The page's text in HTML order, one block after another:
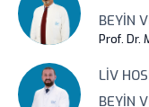
BEYIN
Prof. Dr.
LIV
BEYIN